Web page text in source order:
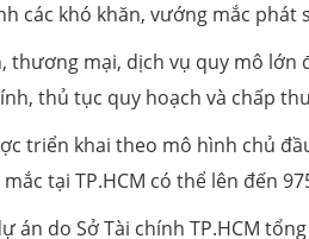
các khó khăn, vướng mắc
thương mại, dịch vụ quy mô lớn
thủ tục quy hoạch và chấp
triển khai theo mô hình chủ
tại TP.HCM có thể lên đến
án do Sở Tài chính TP.HCM